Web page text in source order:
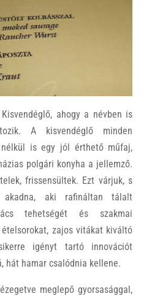
ahogy a névben is
A kisvendéglő minden
nélkül is egy jól érthető műfaj,
polgári konyha a jellemző.
frissensültek. Ezt várjuk, s
aki rafináltan tálalt
tehetségét és szakmai
zajos vitákat kiváltó
igényt tartó innovációt
hát hamar csalódnia kellene.
meglepő gyorsasággal,